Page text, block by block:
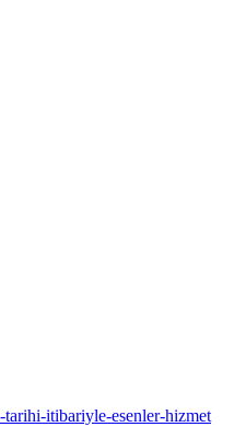
itibariyle-esenler-hizmet